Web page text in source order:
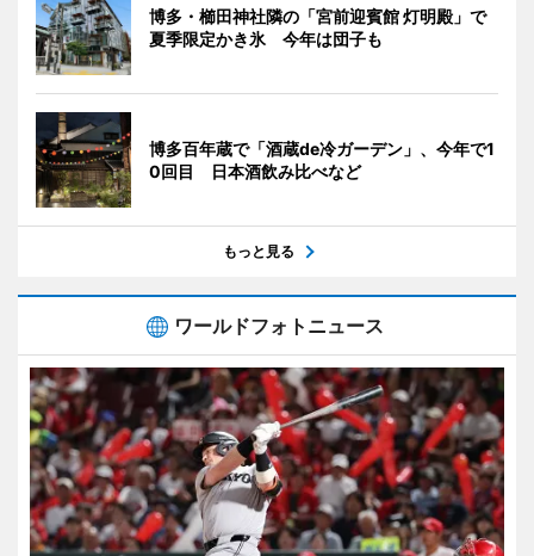
博多・櫛田神社隣の「宮前迎賓館 灯明殿」で
夏季限定かき氷 今年は団子も
博多百年蔵で「酒蔵de冷ガーデン」、今年で1
0回目 日本酒飲み比べなど
もっと見る
ワールドフォトニュース